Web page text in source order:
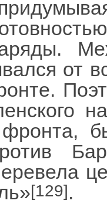
от
[129].